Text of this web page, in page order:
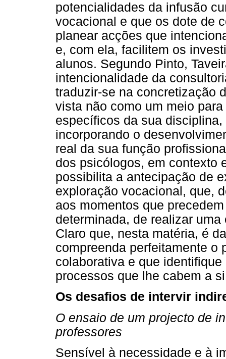
potencialidades da infusão
vocacional e que os dote de
planear acções que
e, com ela, facilitem os
alunos. Segundo Pinto,
intencionalidade da
traduzir-se na concretização
vista não como um meio
específicos da sua
incorporando o
real da sua função
dos psicólogos, em contexto
possibilita a antecipação de
exploração vocacional, que,
aos momentos que
determinada, de realizar
Claro que, nesta matéria, é
compreenda perfeitamente o
colaborativa e que
processos que lhe cabem a
Os desafios de intervir
O ensaio de um projecto de
professores
Sensível à necessidade e à